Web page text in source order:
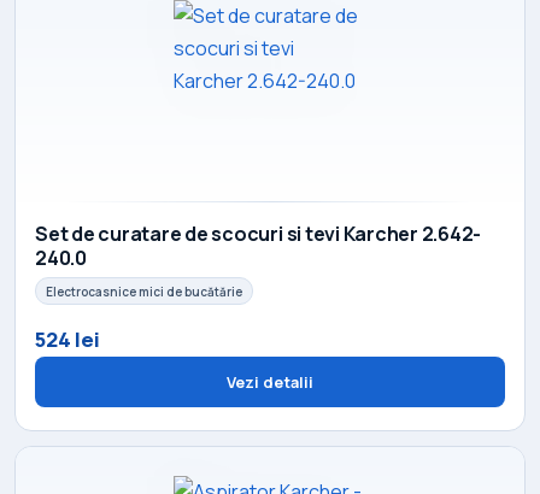
Set de curatare de scocuri si tevi Karcher 2.642-
240.0
Electrocasnice mici de bucătărie
524 lei
Vezi detalii